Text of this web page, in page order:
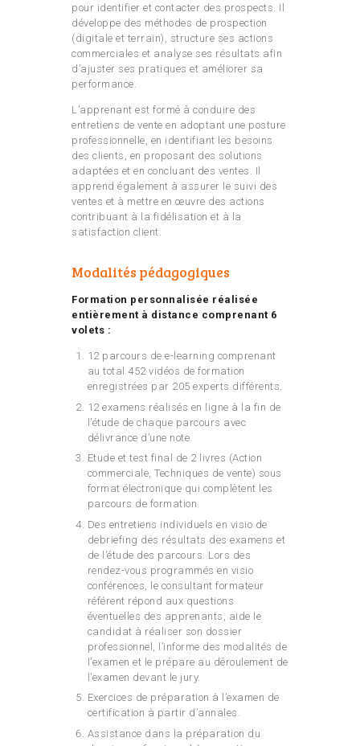
pour identifier et contacter des prospects. Il
développe des méthodes de prospection
(digitale et terrain), structure ses actions
commerciales et analyse ses résultats afin
d’ajuster ses pratiques et améliorer sa
performance.
L’apprenant est formé à conduire des
entretiens de vente en adoptant une posture
professionnelle, en identifiant les besoins
des clients, en proposant des solutions
adaptées et en concluant des ventes. Il
apprend également à assurer le suivi des
ventes et à mettre en œuvre des actions
contribuant à la fidélisation et à la
satisfaction client.
Modalités pédagogiques
Formation personnalisée réalisée
entièrement à distance comprenant 6
volets :
12 parcours de e-learning comprenant
au total 452 vidéos de formation
enregistrées par 205 experts différents.
12 examens réalisés en ligne à la fin de
l’étude de chaque parcours avec
délivrance d’une note.
Etude et test final de 2 livres (Action
commerciale, Techniques de vente) sous
format électronique qui complètent les
parcours de formation.
Des entretiens individuels en visio de
debriefing des résultats des examens et
de l’étude des parcours. Lors des
rendez-vous programmés en visio
conférences, le consultant formateur
référent répond aux questions
éventuelles des apprenants, aide le
candidat à réaliser son dossier
professionnel, l’informe des modalités de
l’examen et le prépare au déroulement de
l’examen devant le jury.
Exercices de préparation à l’examen de
certification à partir d’annales.
Assistance dans la préparation du